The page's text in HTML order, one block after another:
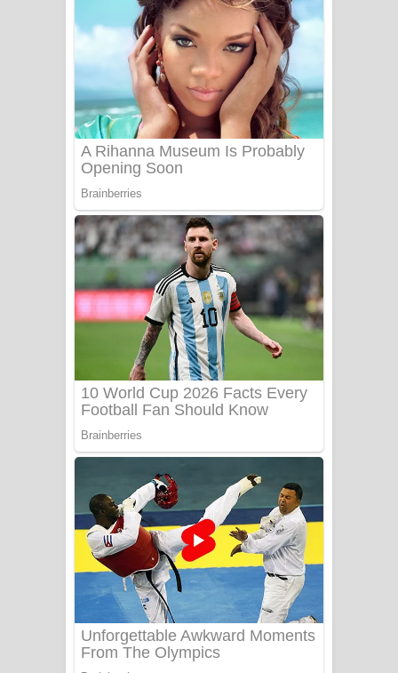
වැඩි නිසා ගීතයේ පද පෙළ
UNUHUMA Song Lyrics - උණුහුම
ගීතයේ පද පෙළ
Katakara Song Lyrics - කටකාර ගීතයේ
පද පෙළ
Tharu Yaye Dilena Song Lyrics - තරු
යායේ දිලෙනා ගීතයේ පද පෙළ
Ow Man Sosa Song Lyrics - ඔව් මං
සෝසා ගීතයේ පද පෙළ
Heavy Weight Song Lyrics
Aye Lanweela Song Lyrics - ආයේ
ලංවීලා ගීතයේ පද පෙළ
Ala purannata Song Lyrics - ආල
පුරන්නට ගීතයේ පද පෙළ
FEVER DREAM Lyrics - Alex Warren
BTS : Hooligan Lyrics
Apa Hamuwee Song Lyrics - අප හමුවී
ගීතයේ පද පෙළ